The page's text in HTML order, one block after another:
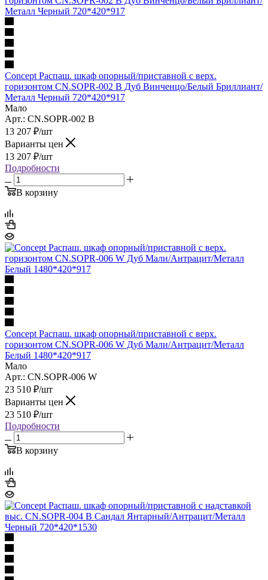
Concept Распаш. шкаф опорный/приставной с верх.
горизонтом CN.SOPR-002 B Дуб Винченцо/Белый Бриллиант/
Металл Черный 720*420*917
Мало
Арт.: CN.SOPR-002 B
13 207 ₽/шт
Варианты цен
13 207 ₽/шт
Подробности
В корзину
Concept Распаш. шкаф опорный/приставной с верх.
горизонтом CN.SOPR-006 W Дуб Мали/Антрацит/Металл
Белый 1480*420*917
Мало
Арт.: CN.SOPR-006 W
23 510 ₽/шт
Варианты цен
23 510 ₽/шт
Подробности
В корзину